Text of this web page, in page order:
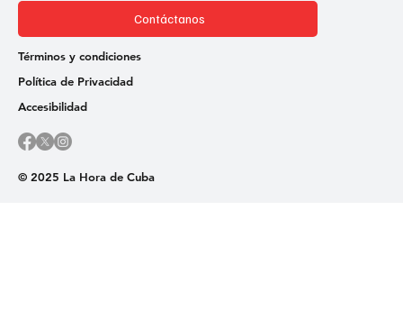
© 2025 La Hora de Cuba
Contáctanos
Términos y condiciones
Política de Privacidad
Accesibilidad